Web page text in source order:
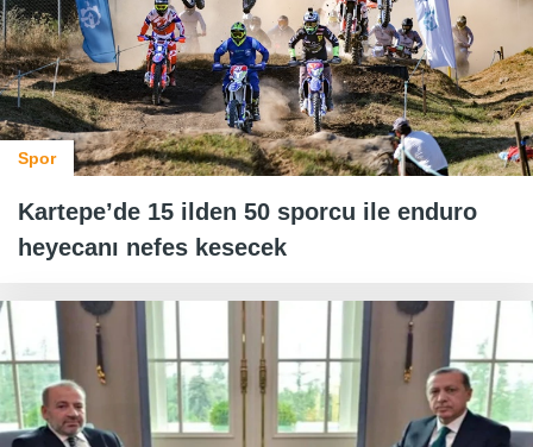
Spor
Kartepe’de 15 ilden 50 sporcu ile enduro
heyecanı nefes kesecek